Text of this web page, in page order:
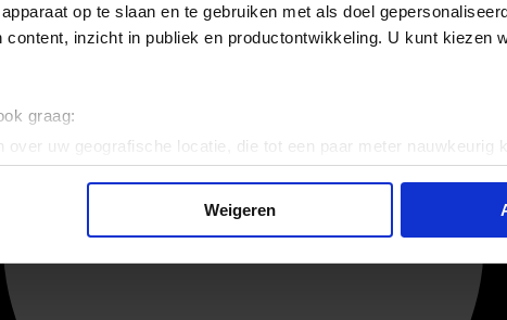
op te slaan en te gebruiken met als doel
content, inzicht in publiek en productontwikkeling. U kunt kiezen
graag:
over uw geografische locatie, die tot een paar meter nauwkeurig
door het actief te scannen op specifieke eigenschappen
gegevens worden verwerkt en stel uw voorkeuren in het
en advertenties te personaliseren, om functies voor social
Ook delen we informatie over uw gebruik van onze site met onze
Weigeren